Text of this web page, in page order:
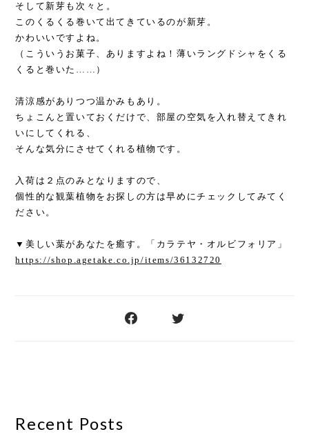
そして新芽も次々と。
このくるくる巻いて出てきているのが新芽。
かわいいですよね。
（こういうお菓子、ありますよね！薄いラングドシャをくる
くると巻いた……）
清涼感がありつつ温かみもあり。
ちょこんと置いておくだけで、部屋の空気を入れ替えてきれ
いにしてくれる、
そんな気分にさせてくれる植物です。
入荷は２点のみとなりますので、
個性的な観葉植物をお探しの方は早めにチェックしてみてく
ださい。
▼美しい葉があなたを癒す。「カラテヤ・オルビフォリア」
https://shop.agetake.co.jp/items/36132720
Recent Posts